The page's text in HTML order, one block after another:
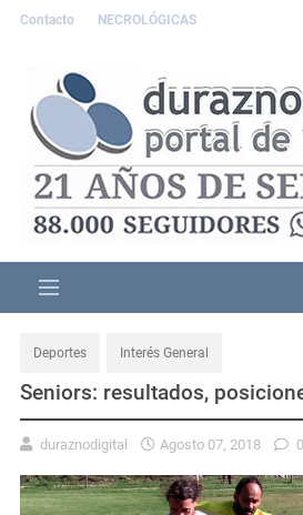
Contacto NECROLÓGICAS
Deportes Interés General
Seniors: resultados,
duraznodigital Agosto 07, 2018 0